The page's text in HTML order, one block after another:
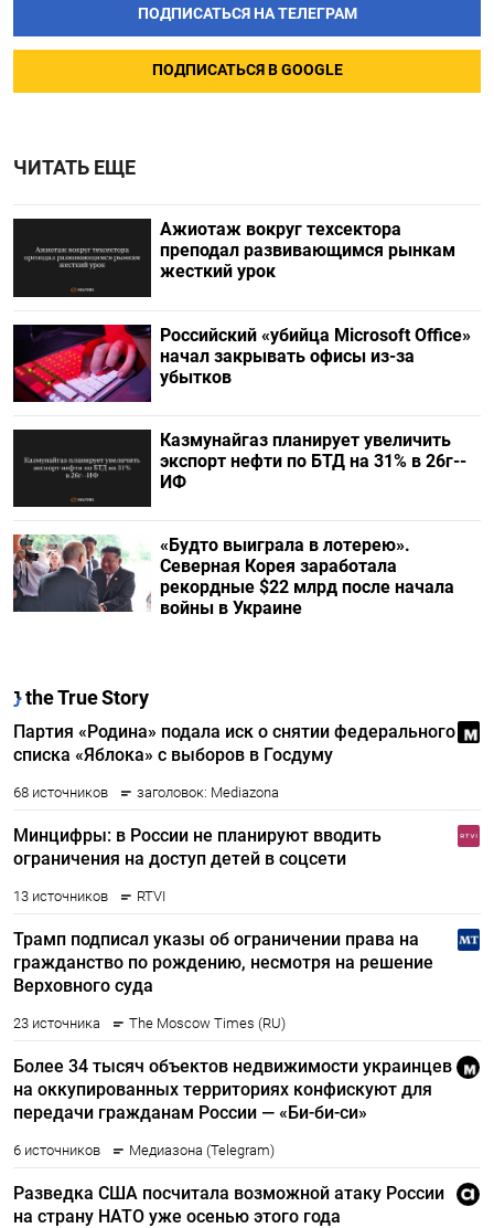
ПОДПИСАТЬСЯ НА ТЕЛЕГРАМ
ПОДПИСАТЬСЯ В GOOGLE
ЧИТАТЬ ЕЩЕ
Ажиотаж вокруг техсектора
преподал развивающимся рынкам
жесткий урок
Российский «убийца Microsoft Office»
начал закрывать офисы из-за
убытков
Казмунайгаз планирует увеличить
экспорт нефти по БТД на 31% в 26г--
ИФ
«Будто выиграла в лотерею».
Северная Корея заработала
рекордные $22 млрд после начала
войны в Украине